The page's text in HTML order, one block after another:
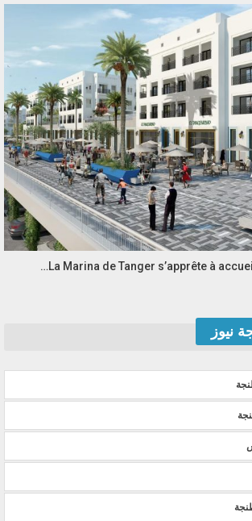
La Marina de Tanger s’apprête à
نيوز